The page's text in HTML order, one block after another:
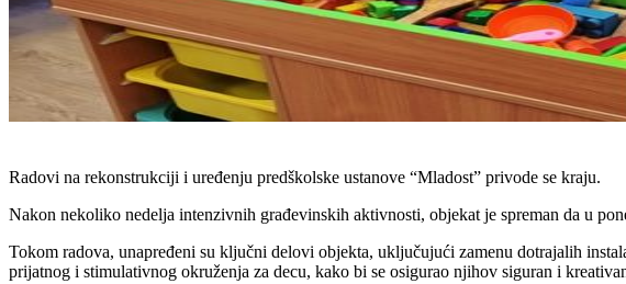
Radovi na rekonstrukciji i uređenju predškolske ustanove “Mladost” privode se kraju.
Nakon nekoliko nedelja intenzivnih građevinskih aktivnosti, objekat je spreman da u
Tokom radova, unapređeni su ključni delovi objekta, uključujući zamenu dotrajalih
prijatnog i stimulativnog okruženja za decu, kako bi se osigurao njihov siguran i